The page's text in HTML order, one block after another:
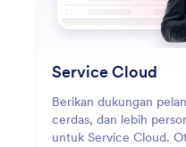
Service Cloud
Berikan dukungan
cerdas, dan lebih
untuk Service Cloud.